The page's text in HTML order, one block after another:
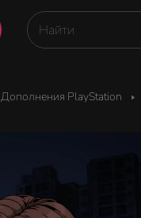
Дополнения PlayStation